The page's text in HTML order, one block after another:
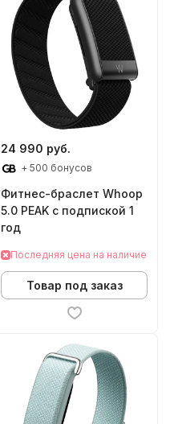
24 990 руб.
+ 500 бонусов
Фитнес-браслет Whoop
5.0 PEAK с подпиской 1
год
Последняя цена на наличие
Товар под заказ